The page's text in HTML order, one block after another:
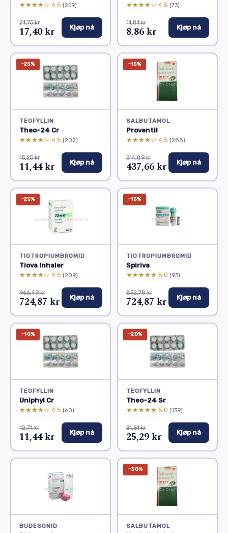
★★★★☆ 4.5 (259)
21,75 kr
17,40 kr Kjøp nå
★★★★☆ 4.5 (73)
11,81 kr
8,86 kr Kjøp nå
−25%
TEOFYLLIN
Theo-24 Cr
★★★★☆ 4.5 (202)
15,25 kr
11,44 kr Kjøp nå
−15%
SALBUTAMOL
Proventil
★★★★☆ 4.5 (288)
514,89 kr
437,66 kr Kjøp nå
−25%
TIOTROPIUMBROMID
Tiova Inhaler
★★★★☆ 4.5 (209)
966,49 kr
724,87 kr Kjøp nå
−15%
TIOTROPIUMBROMID
Spiriva
★★★★★ 5.0 (93)
852,78 kr
724,87 kr Kjøp nå
−10%
TEOFYLLIN
Uniphyl Cr
★★★★☆ 4.5 (60)
12,71 kr
11,44 kr Kjøp nå
−20%
TEOFYLLIN
Theo-24 Sr
★★★★★ 5.0 (139)
31,61 kr
25,29 kr Kjøp nå
BUDESONID
−30%
SALBUTAMOL